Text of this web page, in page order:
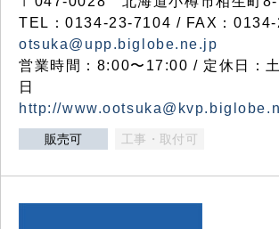
TEL：0134-23-7104 / FAX：
otsuka@upp.biglobe.ne.jp
営業時間：8:00〜17:00 / 定休日：
日
http://
販売可 工事・取付可